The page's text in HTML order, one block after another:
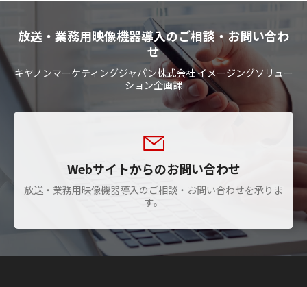
放送・業務用映像機器導入のご相談・お問い合わ
せ
キヤノンマーケティングジャパン株式会社 イメージングソリュー
ション企画課
Webサイトからのお問い合わせ
放送・業務用映像機器導入のご相談・お問い合わせを承りま
す。